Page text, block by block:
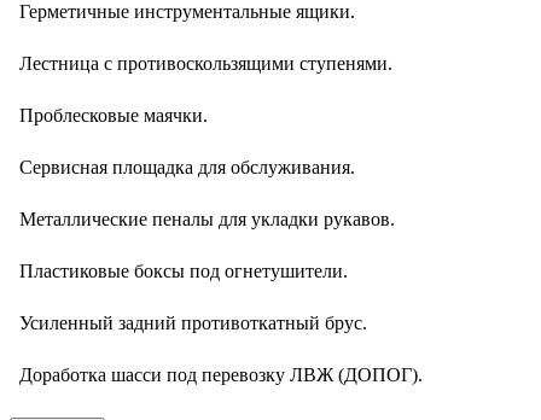
Герметичные инструментальные ящики.
Лестница с противоскользящими ступенями.
Проблесковые маячки.
Сервисная площадка для обслуживания.
Металлические пеналы для укладки рукавов.
Пластиковые боксы под огнетушители.
Усиленный задний противоткатный брус.
Доработка шасси под перевозку ЛВЖ (ДОПОГ).